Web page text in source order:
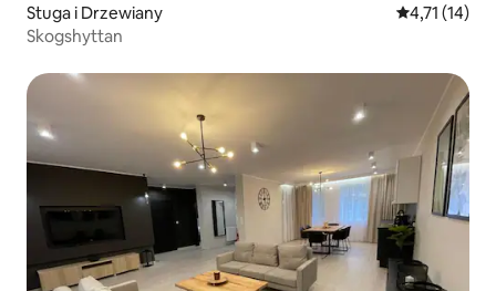
Stuga i Drzewiany 4,71 av 5 i
4,71 (14)
Skogshyttan